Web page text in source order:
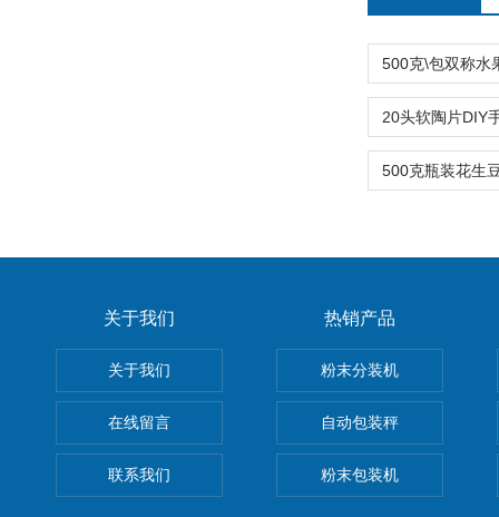
关于我们
关于我们
在线留言
联系我们
热销产品
粉末分装机
自动包装秤
粉末包装机